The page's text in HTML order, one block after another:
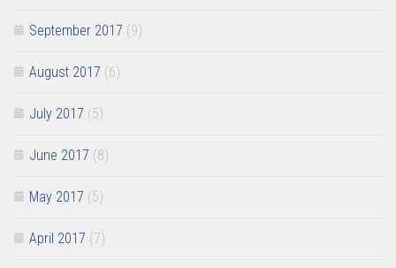
September 2017 (9)
August 2017 (6)
July 2017 (5)
June 2017 (8)
May 2017 (5)
April 2017 (7)